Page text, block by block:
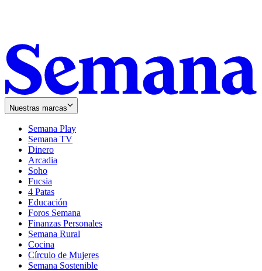
Nuestras marcas
Semana Play
Semana TV
Dinero
Arcadia
Soho
in
new
window
Fucsia
in
new
window
4 Patas
Educación
Foros Semana
Finanzas Personales
Semana Rural
Cocina
Círculo de Mujeres
Semana Sostenible